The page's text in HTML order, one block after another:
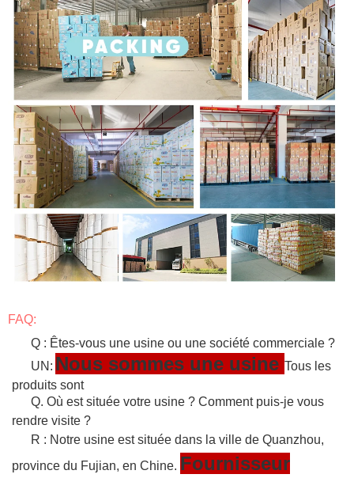
FAQ:
Q : Êtes-vous une usine ou une société commerciale ?
UN: Nous sommes une usine Tous les
produits sont
Q. Où est située votre usine ? Comment puis-je vous
rendre visite ?
R : Notre usine est située dans la ville de Quanzhou,
province du Fujian, en Chine. Fournisseur